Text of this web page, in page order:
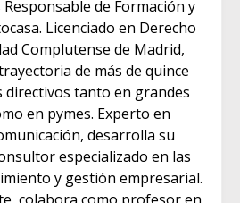
de Formación y
Licenciado en Derecho
Complutense de Madrid,
de más de quince
directivos tanto en grandes
en pymes. Experto en
desarrolla su
especializado en las
y gestión empresarial.